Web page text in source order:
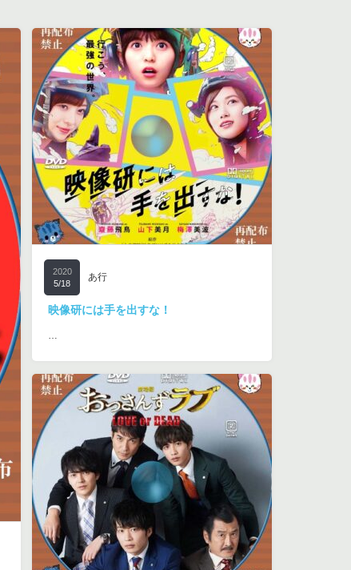
2020
5/18
あ行
映像研には手を出すな！
…